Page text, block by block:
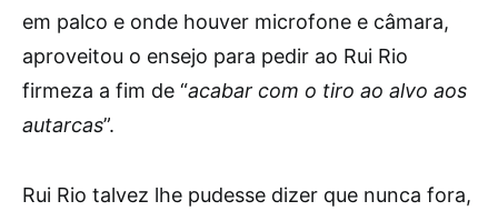
em palco e onde houver microfone e câmara,
aproveitou o ensejo para pedir ao Rui Rio
firmeza a fim de “acabar com o tiro ao alvo aos
autarcas”.
Rui Rio talvez lhe pudesse dizer que nunca fora,